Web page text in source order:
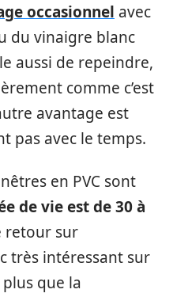
occasionnel avec
du vinaigre blanc
aussi de repeindre,
comme c’est
avantage est
pas avec le temps.
en PVC sont
de vie est de 30 à
retour sur
très intéressant sur
que la